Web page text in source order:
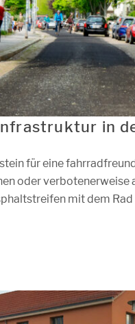
in
für eine
oder verbotenerweise
mit dem